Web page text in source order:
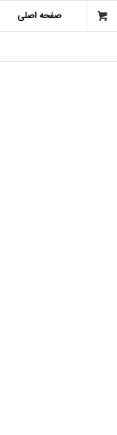
صفحه اصلی